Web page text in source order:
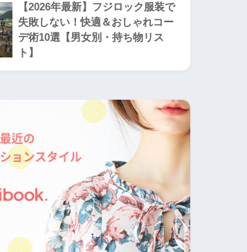
【2026年最新】フジロック服装で
失敗しない！快適＆おしゃれコー
デ術10選【男女別・持ち物リス
ト】